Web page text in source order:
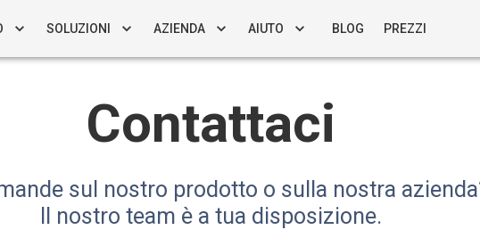
SOLUZIONI AZIENDA AIUTO BLOG PREZZI
Contattaci
sul nostro prodotto o sulla nostra
Il nostro team è a tua disposizione.